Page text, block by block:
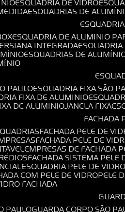
ESQUADRIAS DE
ESQUADRIA DE ALUMINIO
INTEGRADA
ESQUADRIAS DE
PAULO ESQUADRIA FIXA SÃO
FIXA DE ALUMINIO
DE ALUMINIO JANELA FIXA
FACHADA PELE DE
FACHADA PELE DE
EMPRESAS DE FACHADA
FACHADA SISTEMA PELE
ESQUADRIA PELE DE VIDRO
COM PELE DE VIDRO PELE
FACHADA
PAULO GUARDA CORPO SÃO